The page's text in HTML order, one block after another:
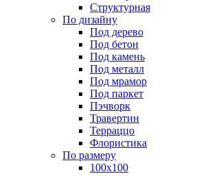
Структурная
По дизайну
Под дерево
Под бетон
Под камень
Под металл
Под мрамор
Под паркет
Пэчворк
Травертин
Терраццо
Флористика
По размеру
100х100